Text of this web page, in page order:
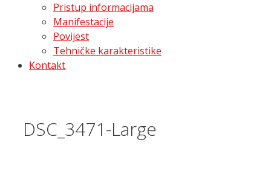
Pristup informacijama
Manifestacije
Povijest
Tehničke karakteristike
Kontakt
DSC_3471-Large